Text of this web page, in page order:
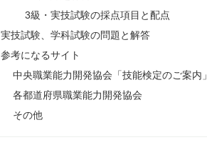
3級・実技試験の採点項目と配点
実技試験、学科試験の問題と解答
参考になるサイト
中央職業能力開発協会「技能検定のご案内」
各都道府県職業能力開発協会
その他